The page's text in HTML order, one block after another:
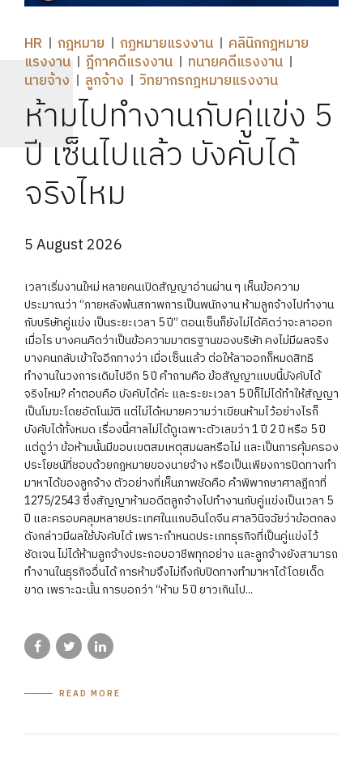
HR กฎหมาย กฏหมายแรงงาน
คลินิกกฎหมาย
แรงงาน
ฎีกาคดีแรงงาน
ทนายคดีแรงงาน
นายจ้าง
ลูกจ้าง วิทยากรกฎหมายแรงงาน
ห้ามไปทำงานกับคู่แข่ง 5
ปี เซ็นไปแล้ว บังคับได้
จริงไหม
5 August 2026
เวลาเริ่มงานใหม่ หลายคนเปิดสัญญาอ่านผ่าน ๆ เห็นข้อความ
ประมาณว่า “ภายหลังพ้นสภาพการเป็นพนักงาน ห้ามลูกจ้างไปทำงาน
กับบริษัทคู่แข่ง เป็นระยะเวลา 5 ปี” ตอนเซ็นก็ยังไม่ได้คิดว่าจะลาออก
เมื่อไร บางคนคิดว่าเป็นข้อความมาตรฐานของบริษัท คงไม่มีผลจริง
บางคนกลับเข้าใจอีกทางว่า เมื่อเซ็นแล้ว ต่อให้ลาออกก็หมดสิทธิ
ทำงานในวงการเดิมไปอีก 5 ปี คำถามคือ ข้อสัญญาแบบนี้บังคับได้
จริงไหม? คำตอบคือ บังคับได้ค่ะ และระยะเวลา 5 ปีก็ไม่ได้ทำให้สัญญา
เป็นโมฆะโดยอัตโนมัติ แต่ไม่ได้หมายความว่าเขียนห้ามไว้อย่างไรก็
บังคับได้ทั้งหมด เรื่องนี้ศาลไม่ได้ดูเฉพาะตัวเลขว่า 1 ปี 2 ปี หรือ 5 ปี
แต่ดูว่า ข้อห้ามนั้นมีขอบเขตสมเหตุสมผลหรือไม่ และเป็นการคุ้มครอง
ประโยชน์ที่ชอบด้วยกฎหมายของนายจ้าง หรือเป็นเพียงการปิดทางทำ
มาหาได้ของลูกจ้าง ตัวอย่างที่เห็นภาพชัดคือ คำพิพากษาศาลฎีกาที่
1275/2543 ซึ่งสัญญาห้ามอดีตลูกจ้างไปทำงานกับคู่แข่งเป็นเวลา 5
ปี และครอบคลุมหลายประเทศในแถบอินโดจีน ศาลวินิจฉัยว่าข้อตกลง
ดังกล่าวมีผลใช้บังคับได้ เพราะกำหนดประเภทธุรกิจที่เป็นคู่แข่งไว้
ชัดเจน ไม่ได้ห้ามลูกจ้างประกอบอาชีพทุกอย่าง และลูกจ้างยังสามารถ
ทำงานในธุรกิจอื่นได้ การห้ามจึงไม่ถึงกับปิดทางทำมาหาได้โดยเด็ด
ขาด เพราะฉะนั้น การบอกว่า “ห้าม 5 ปี ยาวเกินไป...
READ MORE